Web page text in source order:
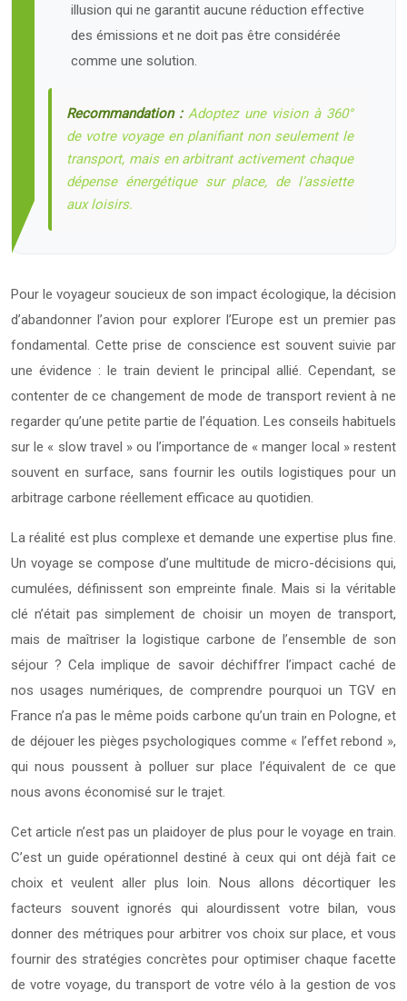
illusion qui ne garantit aucune réduction effective
des émissions et ne doit pas être considérée
comme une solution.
Recommandation :Adoptez une vision à 360°
de votre voyage en planifiant non seulement le
transport, mais en arbitrant activement chaque
dépense énergétique sur place, de l’assiette
aux loisirs.
Pour le voyageur soucieux de son impact écologique, la décision
d’abandonner l’avion pour explorer l’Europe est un premier pas
fondamental. Cette prise de conscience est souvent suivie par
une évidence : le train devient le principal allié. Cependant, se
contenter de ce changement de mode de transport revient à ne
regarder qu’une petite partie de l’équation. Les conseils habituels
sur le « slow travel » ou l’importance de « manger local » restent
souvent en surface, sans fournir les outils logistiques pour un
arbitrage carbone réellement efficace au quotidien.
La réalité est plus complexe et demande une expertise plus fine.
Un voyage se compose d’une multitude de micro-décisions qui,
cumulées, définissent son empreinte finale. Mais si la véritable
clé n’était pas simplement de choisir un moyen de transport,
mais de maîtriser la logistique carbone de l’ensemble de son
séjour ? Cela implique de savoir déchiffrer l’impact caché de
nos usages numériques, de comprendre pourquoi un TGV en
France n’a pas le même poids carbone qu’un train en Pologne, et
de déjouer les pièges psychologiques comme « l’effet rebond »,
qui nous poussent à polluer sur place l’équivalent de ce que
nous avons économisé sur le trajet.
Cet article n’est pas un plaidoyer de plus pour le voyage en train.
C’est un guide opérationnel destiné à ceux qui ont déjà fait ce
choix et veulent aller plus loin. Nous allons décortiquer les
facteurs souvent ignorés qui alourdissent votre bilan, vous
donner des métriques pour arbitrer vos choix sur place, et vous
fournir des stratégies concrètes pour optimiser chaque facette
de votre voyage, du transport de votre vélo à la gestion de vos